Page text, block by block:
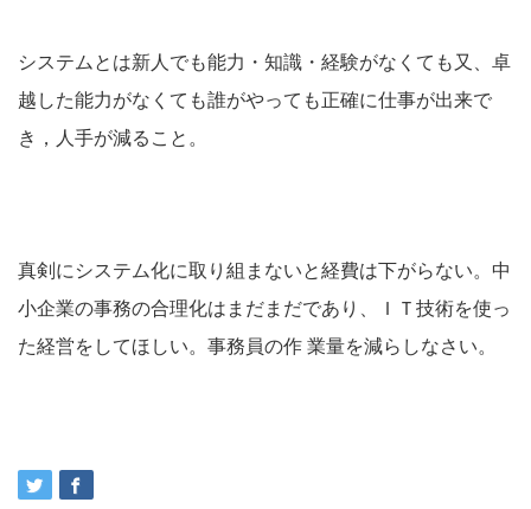
システムとは新人でも能力・知識・経験がなくても又、卓
越した能力がなくても誰がやっても正確に仕事が出来で
き，人手が減ること。
真剣にシステム化に取り組まないと経費は下がらない。中
小企業の事務の合理化はまだまだであり、ＩＴ技術を使っ
た経営をしてほしい。事務員の作 業量を減らしなさい。